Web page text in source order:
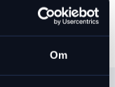
Om